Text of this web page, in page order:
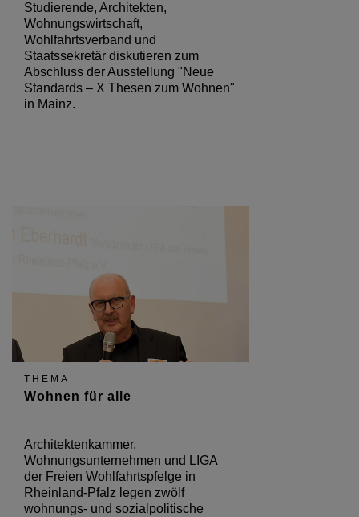
Studierende, Architekten,
Wohnungswirtschaft,
Wohlfahrtsverband und
Staatssekretär diskutieren zum
Abschluss der Ausstellung "Neue
Standards – X Thesen zum Wohnen"
in Mainz.
THEMA
Wohnen für alle
Architektenkammer,
Wohnungsunternehmen und LIGA
der Freien Wohlfahrtspfelge in
Rheinland-Pfalz legen zwölf
wohnungs- und sozialpolitische